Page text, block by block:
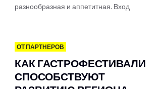
разнообразная и аппетитная. Вход
ОТ ПАРТНЕРОВ
КАК ГАСТРОФЕСТИВАЛИ
СПОСОБСТВУЮТ